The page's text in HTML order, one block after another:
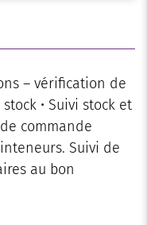
– vérification de
• Suivi stock et
commande
Suivi de
au bon